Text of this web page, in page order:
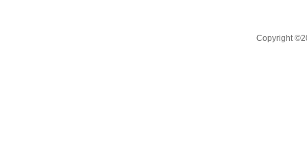
Copyright